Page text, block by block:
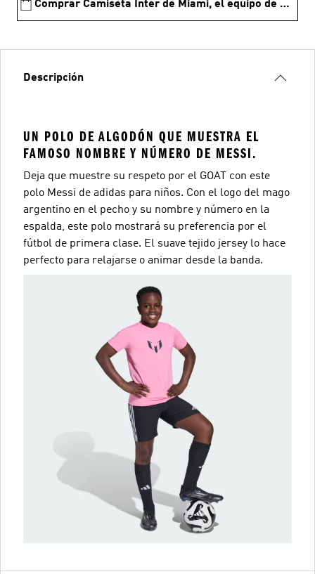
Comprar Camiseta Inter de Miami, el equipo de Messi
Descripción
UN POLO DE ALGODÓN QUE MUESTRA EL
FAMOSO NOMBRE Y NÚMERO DE MESSI.
Deja que muestre su respeto por el GOAT con este
polo Messi de adidas para niños. Con el logo del mago
argentino en el pecho y su nombre y número en la
espalda, este polo mostrará su preferencia por el
fútbol de primera clase. El suave tejido jersey lo hace
perfecto para relajarse o animar desde la banda.